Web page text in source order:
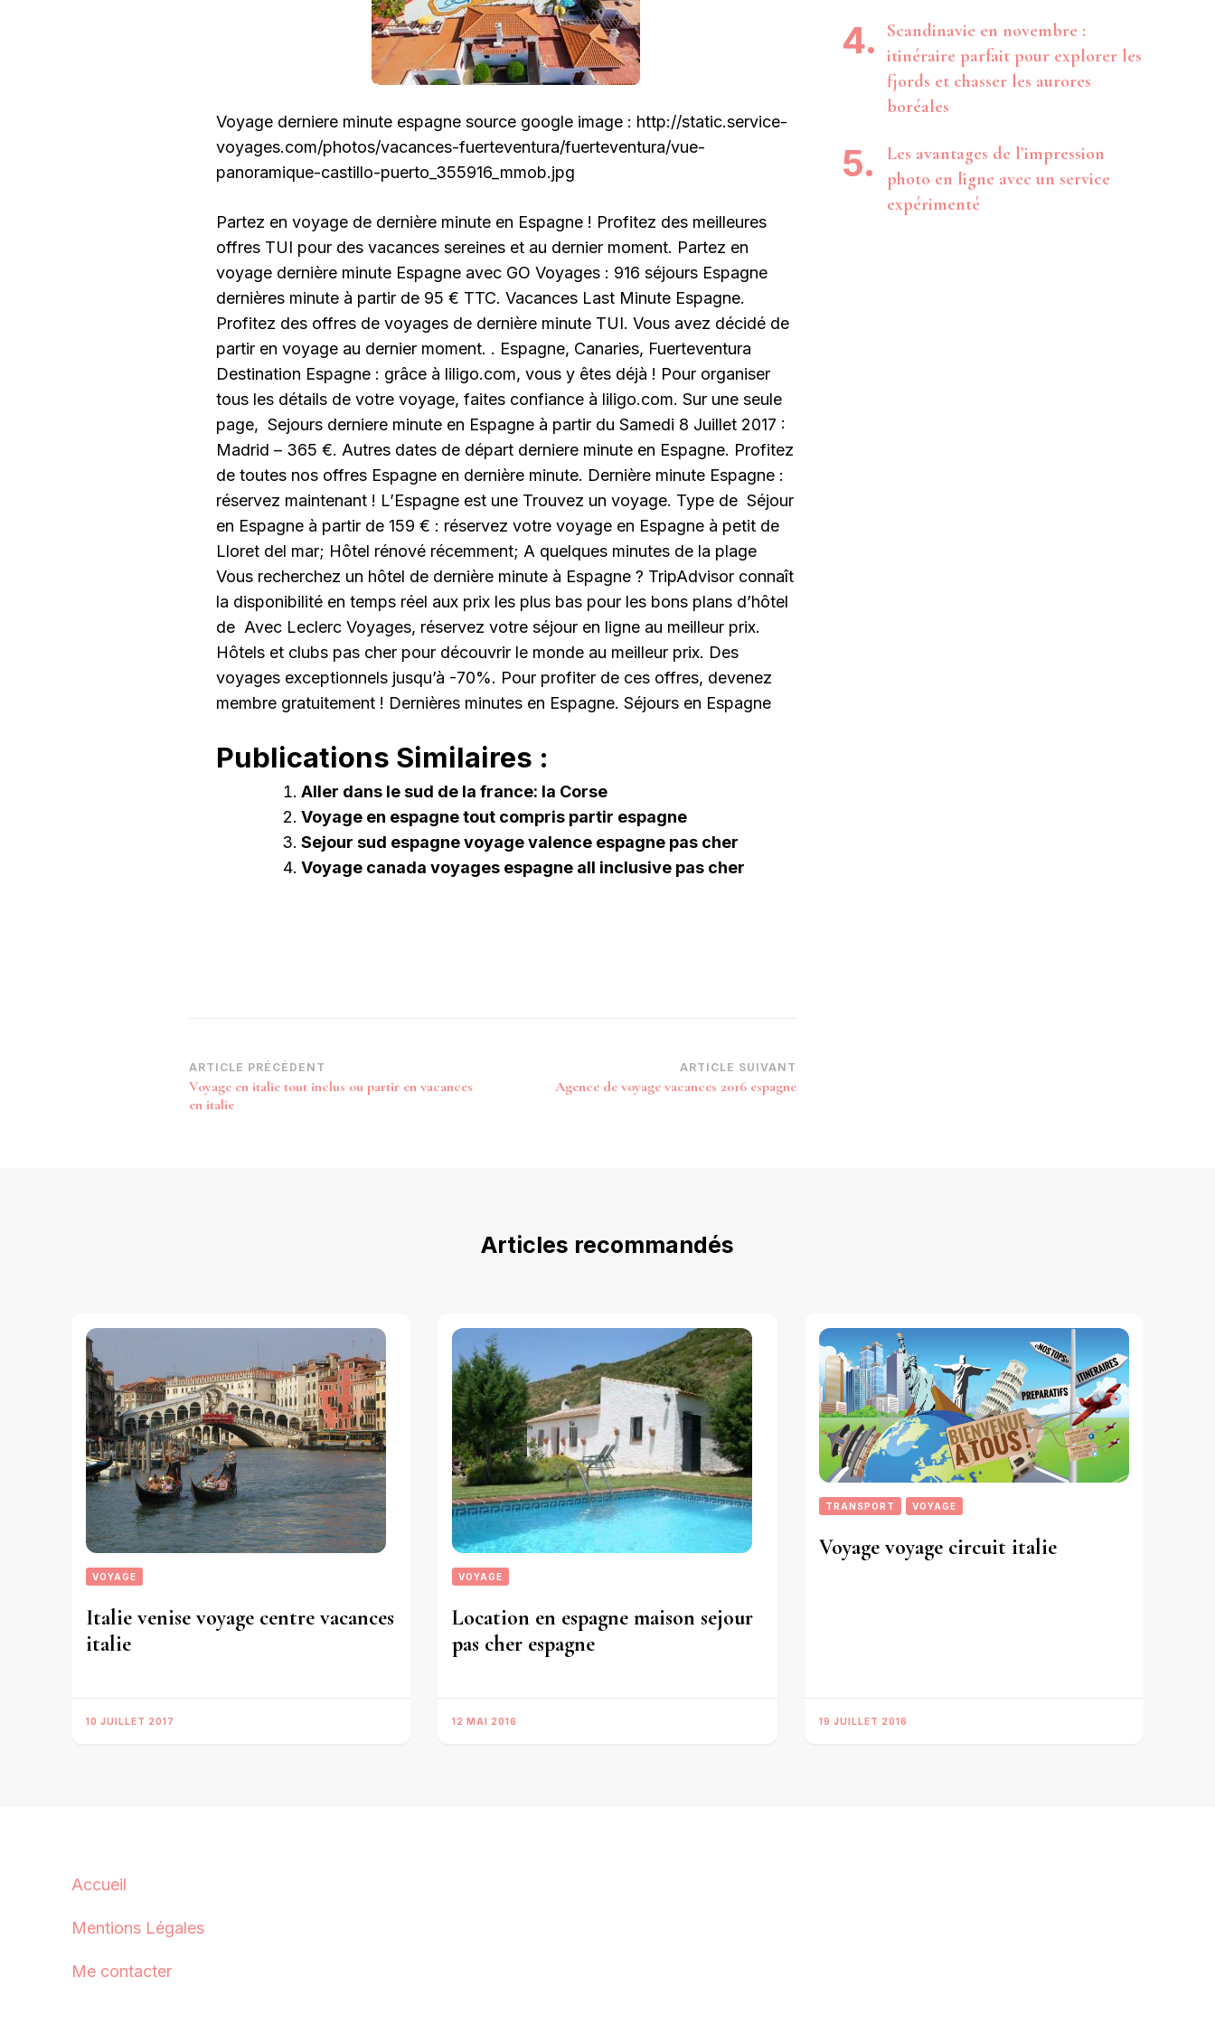
Voyage derniere minute espagne source google image : http://static.service-
voyages.com/photos/vacances-fuerteventura/fuerteventura/vue-
panoramique-castillo-puerto_355916_mmob.jpg
Partez en voyage de dernière minute en Espagne ! Profitez des meilleures
offres TUI pour des vacances sereines et au dernier moment. Partez en
voyage dernière minute Espagne avec GO Voyages : 916 séjours Espagne
dernières minute à partir de 95 € TTC. Vacances Last Minute Espagne.
Profitez des offres de voyages de dernière minute TUI. Vous avez décidé de
partir en voyage au dernier moment. . Espagne, Canaries, Fuerteventura
Destination Espagne : grâce à liligo.com, vous y êtes déjà ! Pour organiser
tous les détails de votre voyage, faites confiance à liligo.com. Sur une seule
page, Sejours derniere minute en Espagne à partir du Samedi 8 Juillet 2017 :
Madrid – 365 €. Autres dates de départ derniere minute en Espagne. Profitez
de toutes nos offres Espagne en dernière minute. Dernière minute Espagne :
réservez maintenant ! L’Espagne est une Trouvez un voyage. Type de Séjour
en Espagne à partir de 159 € : réservez votre voyage en Espagne à petit de
Lloret del mar; Hôtel rénové récemment; A quelques minutes de la plage
Vous recherchez un hôtel de dernière minute à Espagne ? TripAdvisor connaît
la disponibilité en temps réel aux prix les plus bas pour les bons plans d’hôtel
de Avec Leclerc Voyages, réservez votre séjour en ligne au meilleur prix.
Hôtels et clubs pas cher pour découvrir le monde au meilleur prix. Des
voyages exceptionnels jusqu’à -70%. Pour profiter de ces offres, devenez
membre gratuitement ! Dernières minutes en Espagne. Séjours en Espagne
Publications Similaires :
Aller dans le sud de la france: la Corse
Voyage en espagne tout compris partir espagne
Sejour sud espagne voyage valence espagne pas cher
Voyage canada voyages espagne all inclusive pas cher
Navigation
d’article
ARTICLE PRÉCÉDENT
Voyage en italie tout inclus ou partir en vacances
en italie
ARTICLE SUIVANT
Agence de voyage vacances 2016 espagne
Scandinavie en novembre :
itinéraire parfait pour explorer les
fjords et chasser les aurores
boréales
Les avantages de l’impression
photo en ligne avec un service
expérimenté
Articles recommandés
VOYAGE
Italie venise voyage centre vacances
italie
10 JUILLET 2017
VOYAGE
Location en espagne maison sejour
pas cher espagne
12 MAI 2016
TRANSPORT VOYAGE
Voyage voyage circuit italie
19 JUILLET 2016
Accueil
Mentions Légales
Me contacter